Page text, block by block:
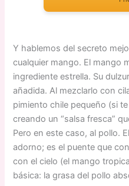
Y hablemos del secreto
cualquier mango. El mango
ingrediente estrella. Su
añadida. Al mezclarlo con
pimiento chile pequeño (si
creando un “salsa fresca”
Pero en este caso, al pollo.
adorno; es el puente que
con el cielo (el mango
básica: la grasa del pollo